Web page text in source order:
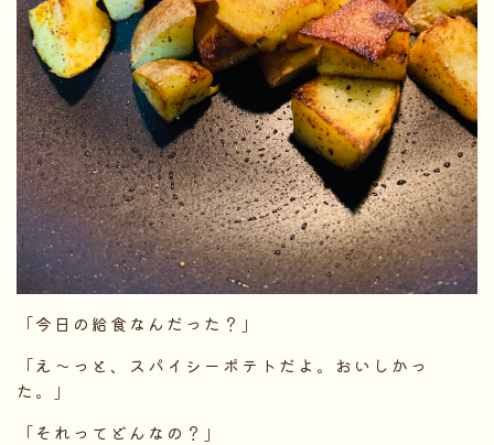
「今日の給食なんだった？」
「え〜っと、スパイシーポテトだよ。おいしかっ
た。」
「それってどんなの？」